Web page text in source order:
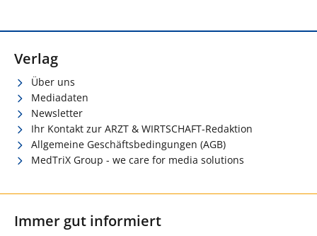
Verlag
Über uns
Mediadaten
Newsletter
Ihr Kontakt zur ARZT & WIRTSCHAFT-Redaktion
Allgemeine Geschäftsbedingungen (AGB)
MedTriX Group - we care for media solutions
Immer gut informiert